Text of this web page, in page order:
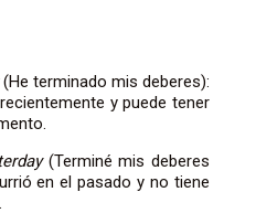
(He terminado mis deberes):
y puede tener
(Terminé mis deberes
en el pasado y no tiene